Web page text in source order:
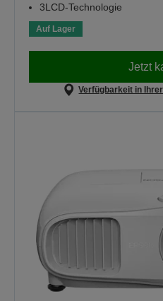
3LCD-Technologie
Auf Lager
Jetzt
Verfügbarkeit in